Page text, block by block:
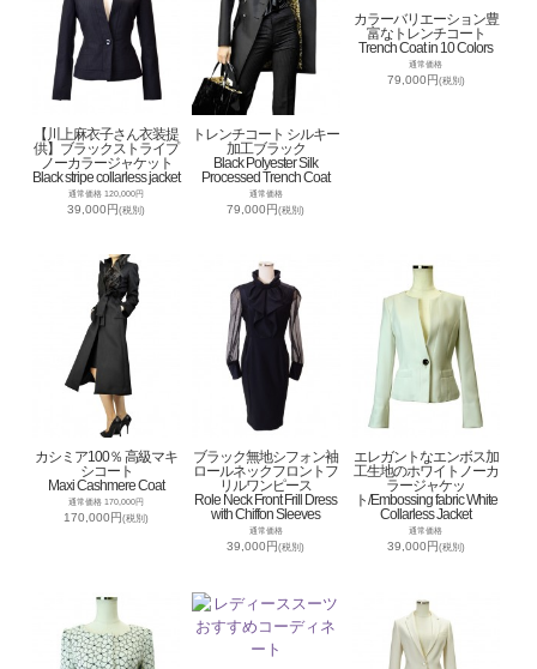
【川上麻衣子さん衣装提
供】ブラックストライプ
ノーカラージャケット
Black stripe collarless jacket
通常価格 120,000円
39,000円(税別)
トレンチコート シルキー
加工ブラック
Black Polyester Silk
Processed Trench Coat
通常価格
79,000円(税別)
カラーバリエーション豊
富なトレンチコート
Trench Coat in 10 Colors
通常価格
79,000円(税別)
カシミア100％ 高級マキ
シコート
Maxi Cashmere Coat
通常価格 170,000円
170,000円(税別)
ブラック無地シフォン袖
ロールネックフロントフ
リルワンピース
Role Neck Front Frill Dress
with Chiffon Sleeves
通常価格
39,000円(税別)
エレガントなエンボス加
工生地のホワイトノーカ
ラージャケッ
ト/Embossing fabric White
Collarless Jacket
通常価格
39,000円(税別)